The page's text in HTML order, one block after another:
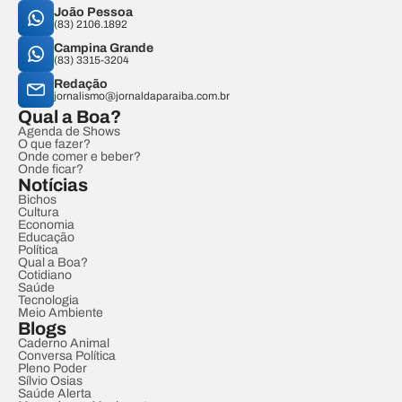
João Pessoa
(83) 2106.1892
Campina Grande
(83) 3315-3204
Redação
jornalismo@jornaldaparaiba.com.br
Qual a Boa?
Agenda de Shows
O que fazer?
Onde comer e beber?
Onde ficar?
Notícias
Bichos
Cultura
Economia
Educação
Política
Qual a Boa?
Cotidiano
Saúde
Tecnologia
Meio Ambiente
Blogs
Caderno Animal
Conversa Política
Pleno Poder
Sílvio Osias
Saúde Alerta